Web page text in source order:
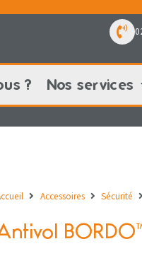
? Nos services
Accessoires Sécurité